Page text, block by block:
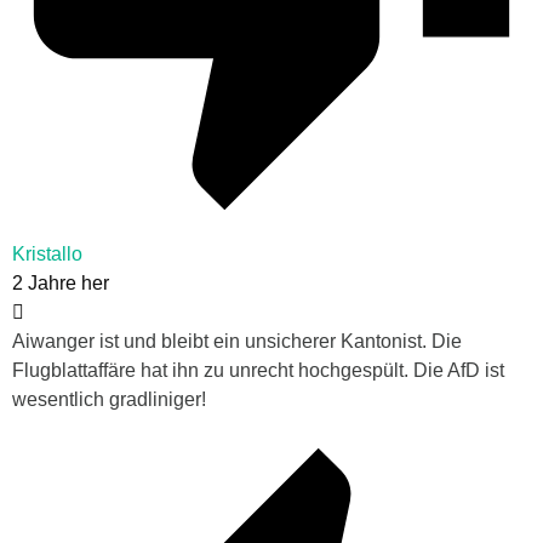
Kristallo
2 Jahre her
Aiwanger ist und bleibt ein unsicherer Kantonist. Die
Flugblattaffäre hat ihn zu unrecht hochgespült. Die AfD ist
wesentlich gradliniger!